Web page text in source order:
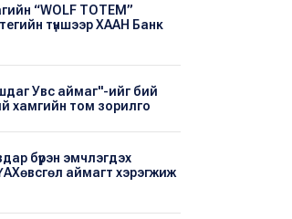
“WOLF TOTEM”
түншээр ХААН Банк
Увс аймаг"-ийг бий
хамгийн том зорилго
бүрэн эмчлэгдэх
аймагт хэрэгжиж